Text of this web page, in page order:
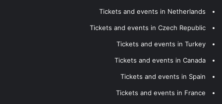
Tickets and events in Netherlands
Tickets and events in Czech Republic
Tickets and events in Turkey
Tickets and events in Canada
Tickets and events in Spain
Tickets and events in France